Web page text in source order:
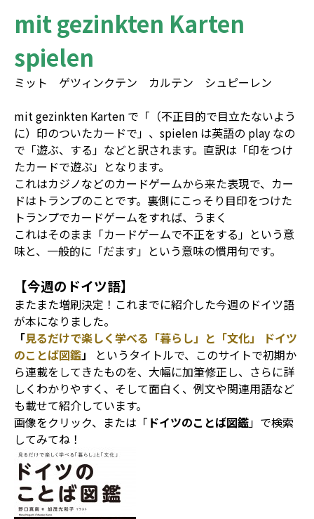
mit gezinkten Karten
spielen
ミット ゲツィンクテン カルテン シュピーレン
mit gezinkten Karten で「（不正目的で目立たないよう
に）印のついたカードで」、spielen は英語の play なの
で「遊ぶ、する」などと訳されます。直訳は「印をつけ
たカードで遊ぶ」となります。
これはカジノなどのカードゲームから来た表現で、カー
ドはトランプのことです。裏側にこっそり目印をつけた
トランプでカードゲームをすれば、うまく
これはそのまま「カードゲームで不正をする」という意
味と、一般的に「だます」という意味の慣用句です。
【今週のドイツ語】
またまた増刷決定！これまでに紹介した今週のドイツ語
が本になりました。
「見るだけで楽しく学べる「暮らし」と「文化」 ドイツ
のことば図鑑」
というタイトルで、このサイトで初期か
ら連載をしてきたものを、大幅に加筆修正し、さらに詳
しくわかりやすく、そして面白く、例文や関連用語など
も載せて紹介しています。
画像をクリック、または「 ドイツのことば図鑑」で検索
してみてね！